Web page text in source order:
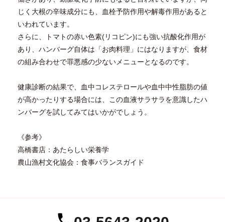
じく大根の辛味成分にも、血栓予防作用や解毒作用があると
いわれています。
さらに、トマトの赤い色素(リコピン)にも強い抗酸化作用が
あり、ハンバーグ自体は「お肉料理」にはなりますが、食材
の組み合わせで罪悪感の少ないメニューとなるのです。
健康診断の結果で、血中コレステロールや血中中性脂肪の値
が高かったりする場合には、この血液サラサラを意識したハ
ンバーグを試してみてはいかがでしょう。
《参考》
高橋書店：あたらしい栄養学
農山漁村文化協会：食事バランスガイド